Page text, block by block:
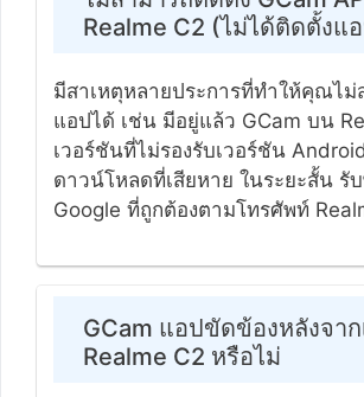
Realme C2 (ไม่ได้ติดตั้งแ
มีสาเหตุหลายประการที่ทำให้คุณไม่
แอปได้ เช่น มีอยู่แล้ว GCam บน
เวอร์ชันที่ไม่รองรับเวอร์ชัน
ดาวน์โหลดที่เสียหาย ในระยะสั้น รั
Google ที่ถูกต้องตามโทรศัพท์
GCam แอปขัดข้องหลังจา
Realme C2 หรือไม่